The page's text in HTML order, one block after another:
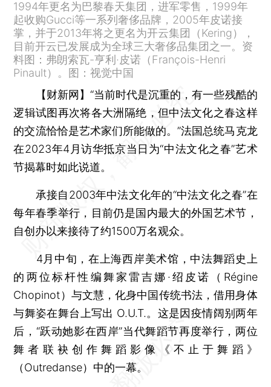
1994年更名为巴黎春天集团，进军零售，1999年
起收购Gucci等一系列奢侈品牌，2005年皮诺接
掌，并于2013年将之更名为开云集团（Kering），
目前开云已发展成为全球三大奢侈品集团之一。资
料图：弗朗索瓦-亨利·皮诺（François-Henri
Pinault）。图：视觉中国
【财新网】 “当前时代是沉重的，有一些残酷的
逻辑试图再次将各大洲隔绝，但中法文化之春这样
的交流恰恰是艺术家们所能做的。”法国总统马克龙
在2023年4月访华抵京当日为“中法文化之春”艺术
节揭幕时如此说道。
承接自2003年中法文化年的“中法文化之春”在
每年春季举行，目前仍是国内最大的外国艺术节，
自创办以来接待了约1500万名观众。
4月中旬，在上海西岸美术馆，中法舞蹈史上
的两位标杆性编舞家雷吉娜·绍皮诺（Régine
Chopinot）与文慧，化身中国传统书法，借用身体
与舞姿在舞台上写出 O.U.T.。这是因疫情阔别两年
后，“跃动她影在西岸”当代舞蹈节再度举行，两位
舞者联袂创作舞蹈影像《不止于舞蹈》
（Outredanse）中的一幕。